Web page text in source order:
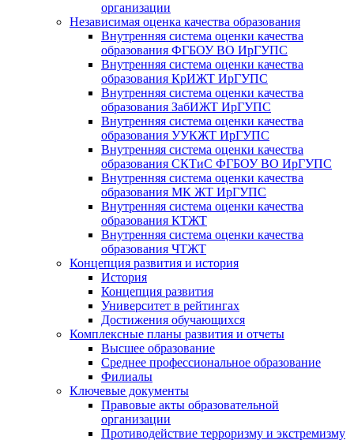
организации
Независимая оценка качества образования
Внутренняя система оценки качества
образования ФГБОУ ВО ИрГУПС
Внутренняя система оценки качества
образования КрИЖТ ИрГУПС
Внутренняя система оценки качества
образования ЗабИЖТ ИрГУПС
Внутренняя система оценки качества
образования УУКЖТ ИрГУПС
Внутренняя система оценки качества
образования СКТиС ФГБОУ ВО ИрГУПС
Внутренняя система оценки качества
образования МК ЖТ ИрГУПС
Внутренняя система оценки качества
образования КТЖТ
Внутренняя система оценки качества
образования ЧТЖТ
Концепция развития и история
История
Концепция развития
Университет в рейтингах
Достижения обучающихся
Комплексные планы развития и отчеты
Высшее образование
Среднее профессиональное образование
Филиалы
Ключевые документы
Правовые акты образовательной
организации
Противодействие терроризму и экстремизму